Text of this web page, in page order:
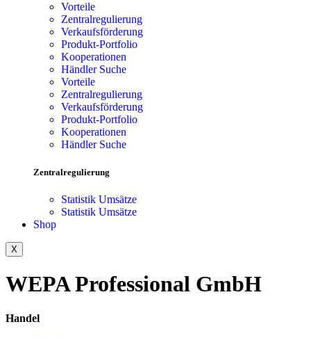
Vorteile
Zentralregulierung
Verkaufsförderung
Produkt-Portfolio
Kooperationen
Händler Suche
Vorteile
Zentralregulierung
Verkaufsförderung
Produkt-Portfolio
Kooperationen
Händler Suche
Zentralregulierung
Statistik Umsätze
Statistik Umsätze
Shop
X
WEPA Professional GmbH
Handel